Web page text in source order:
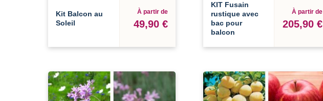
Kit Balcon au
Soleil
À partir de
49,90 €
KIT Fusain
rustique avec
bac pour
balcon
À partir de
205,90 €